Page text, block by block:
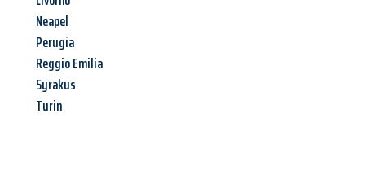
Neapel
Perugia
Reggio Emilia
Syrakus
Turin